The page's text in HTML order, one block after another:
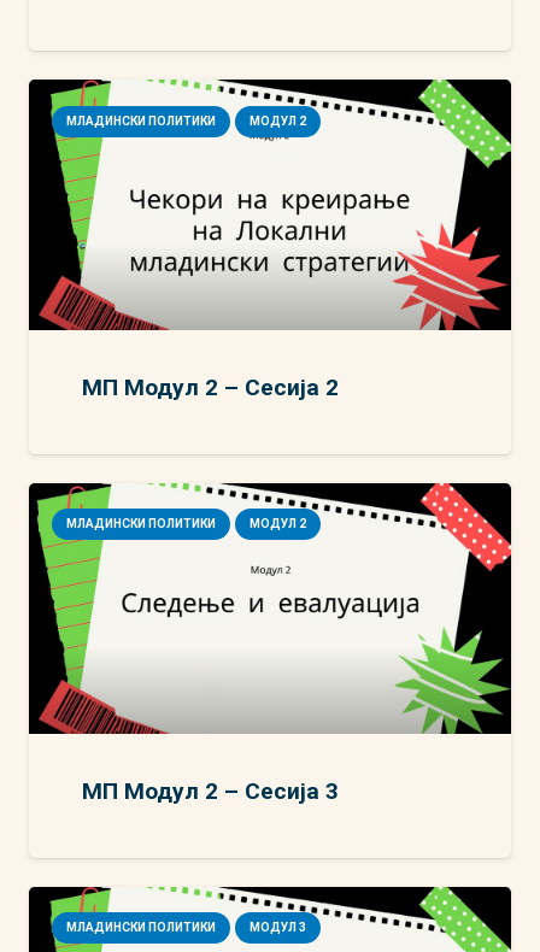
МЛАДИНСКИ ПОЛИТИКИ МОДУЛ 2
МП Модул 2 – Сесија 2
МЛАДИНСКИ ПОЛИТИКИ МОДУЛ 2
МП Модул 2 – Сесија 3
МЛАДИНСКИ ПОЛИТИКИ МОДУЛ 3